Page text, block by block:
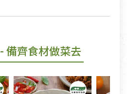
- 備齊食材做菜去